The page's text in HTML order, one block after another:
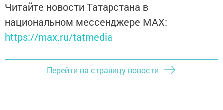
Читайте новости Татарстана в
национальном мессенджере MАХ:
https://max.ru/tatmedia
Перейти на страницу новости